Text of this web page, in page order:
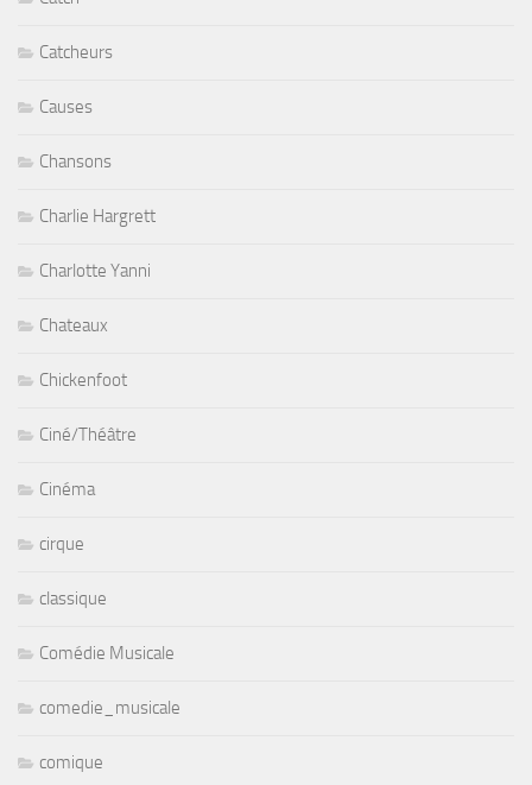
Catcheurs
Causes
Chansons
Charlie Hargrett
Charlotte Yanni
Chateaux
Chickenfoot
Ciné/Théâtre
Cinéma
cirque
classique
Comédie Musicale
comedie_musicale
comique